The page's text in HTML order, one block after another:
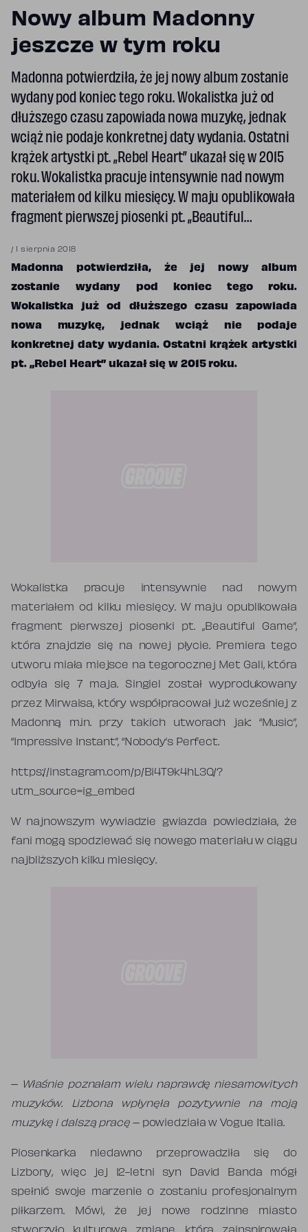
Nowy album Madonny
jeszcze w tym roku
Madonna potwierdziła, że ​​jej nowy album zostanie
wydany pod koniec tego roku. Wokalistka już od
dłuższego czasu zapowiada nowa muzykę, jednak
wciąż nie podaje konkretnej daty wydania. Ostatni
krążek artystki pt. „Rebel Heart” ukazał się w 2015
roku. Wokalistka pracuje intensywnie nad nowym
materiałem od kilku miesięcy. W maju opublikowała
fragment pierwszej piosenki pt. „Beautiful…
/ 1 sierpnia 2018
Madonna potwierdziła, że ​​jej nowy album
zostanie wydany pod koniec tego roku.
Wokalistka już od dłuższego czasu zapowiada
nowa muzykę, jednak wciąż nie podaje
konkretnej daty wydania. Ostatni krążek artystki
pt. „Rebel Heart” ukazał się w 2015 roku.
Wokalistka pracuje intensywnie nad nowym
materiałem od kilku miesięcy. W maju opublikowała
fragment pierwszej piosenki pt. „Beautiful Game”,
która znajdzie się na nowej płycie. Premiera tego
utworu miała miejsce na tegorocznej Met Gali, która
odbyła się 7 maja. Singiel został wyprodukowany
przez Mirwaisa, który współpracował już wcześniej z
Madonną m.in. przy takich utworach jak: “Music”,
“Impressive Instant”, “Nobody’s Perfect.
https://instagram.com/p/Bi4T9k4hL3Q/?
utm_source=ig_embed
W najnowszym wywiadzie gwiazda powiedziała, że
fani mogą spodziewać się nowego materiału w ciągu
najbliższych kilku miesięcy.
–
Właśnie poznałam wielu naprawdę niesamowitych
muzyków. Lizbona wpłynęła pozytywnie na moją
muzykę i dalszą pracę– powiedziała w Vogue Italia.
Piosenkarka niedawno przeprowadziła się do
Lizbony, więc jej 12-letni syn David Banda mógł
spełnić swoje marzenie o zostaniu profesjonalnym
piłkarzem. Mówi, że jej nowe rodzinne miasto